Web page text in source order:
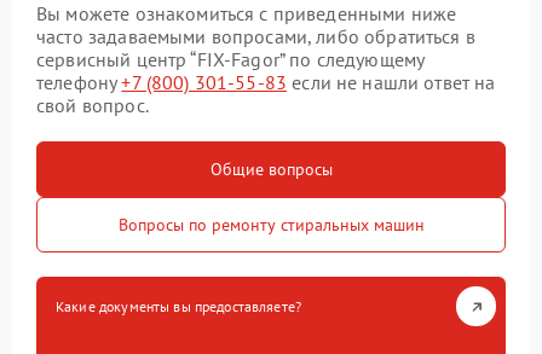
Вы можете ознакомиться с приведенными ниже
часто задаваемыми вопросами, либо обратиться в
сервисный центр “FIX-Fagor” по следующему
телефону+7 (800) 301-55-83 если не нашли ответ на
свой вопрос.
Общие вопросы
Вопросы по ремонту стиральных машин
Какие документы вы предоставляете?